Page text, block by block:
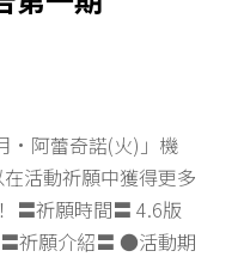
·阿蕾奇諾(火)」機
活動祈願中獲得更多
〓祈願時間〓 4.6版
祈願介紹〓 ●活動期